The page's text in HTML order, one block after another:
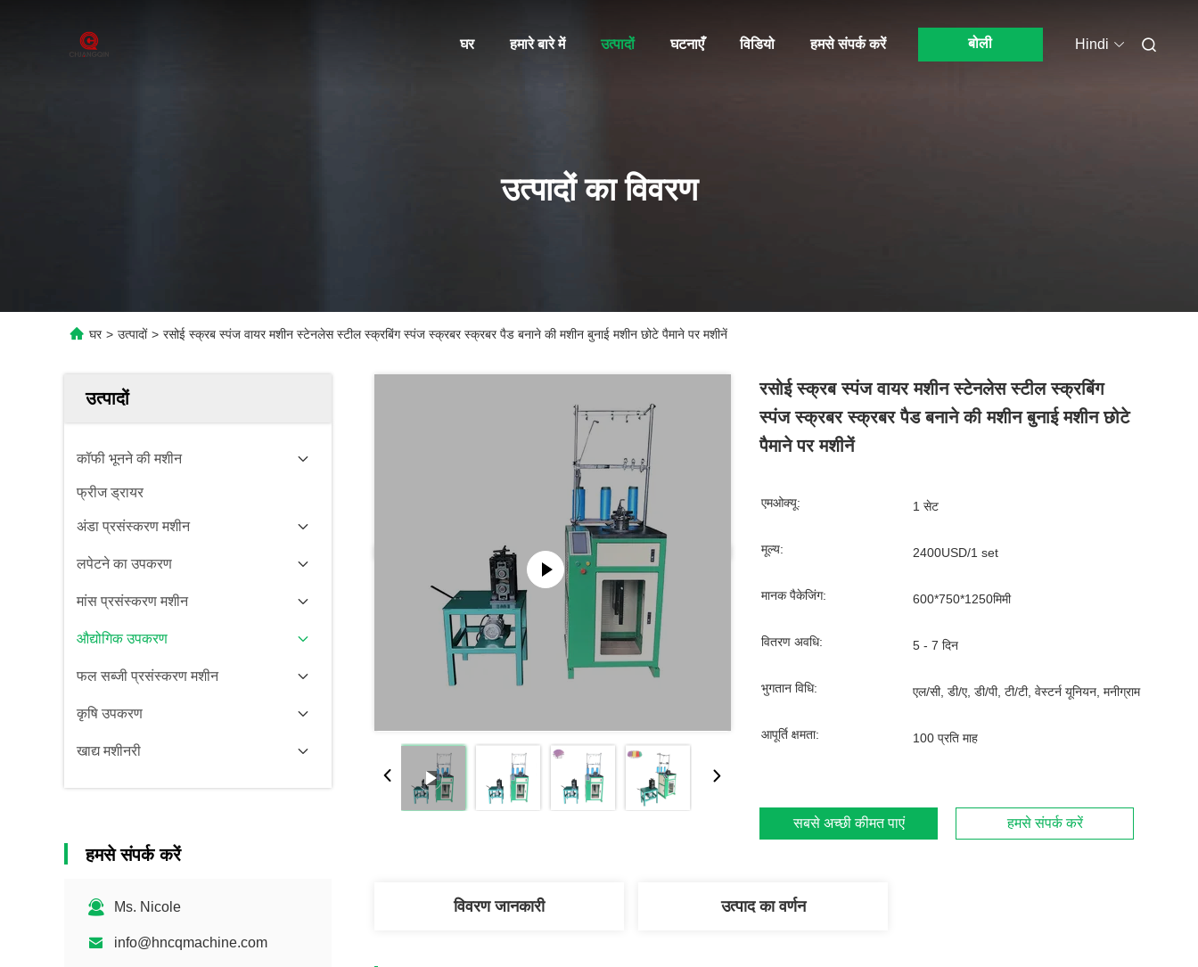
घर हमारे बारे में उत्पादों घटनाएँ विडियो हमसे संपर्क करें बोली Hindi
उत्पादों का विवरण
घर > उत्पादों > रसोई स्क्रब स्पंज वायर मशीन स्टेनलेस स्टील स्क्रबिंग स्पंज स्क्रबर स्क्रबर पैड बनाने की मशीन बुनाई मशीन छोटे पैमाने पर मशीनें
उत्पादों
कॉफी भूनने की मशीन
फ्रीज ड्रायर
अंडा प्रसंस्करण मशीन
लपेटने का उपकरण
मांस प्रसंस्करण मशीन
औद्योगिक उपकरण
फल सब्जी प्रसंस्करण मशीन
कृषि उपकरण
खाद्य मशीनरी
हमसे संपर्क करें
Ms. Nicole
info@hncqmachine.com
रसोई स्क्रब स्पंज वायर मशीन स्टेनलेस स्टील स्क्रबिंग
स्पंज स्क्रबर स्क्रबर पैड बनाने की मशीन बुनाई मशीन छोटे
पैमाने पर मशीनें
एमओक्यू: 1 सेट
मूल्य: 2400USD/1 set
मानक पैकेजिंग: 600*750*1250मिमी
वितरण अवधि: 5 - 7 दिन
भुगतान विधि: एल/सी, डी/ए, डी/पी, टी/टी, वेस्टर्न यूनियन, मनीग्राम
आपूर्ति क्षमता: 100 प्रति माह
सबसे अच्छी कीमत पाएं हमसे संपर्क करें
विवरण जानकारी उत्पाद का वर्णन